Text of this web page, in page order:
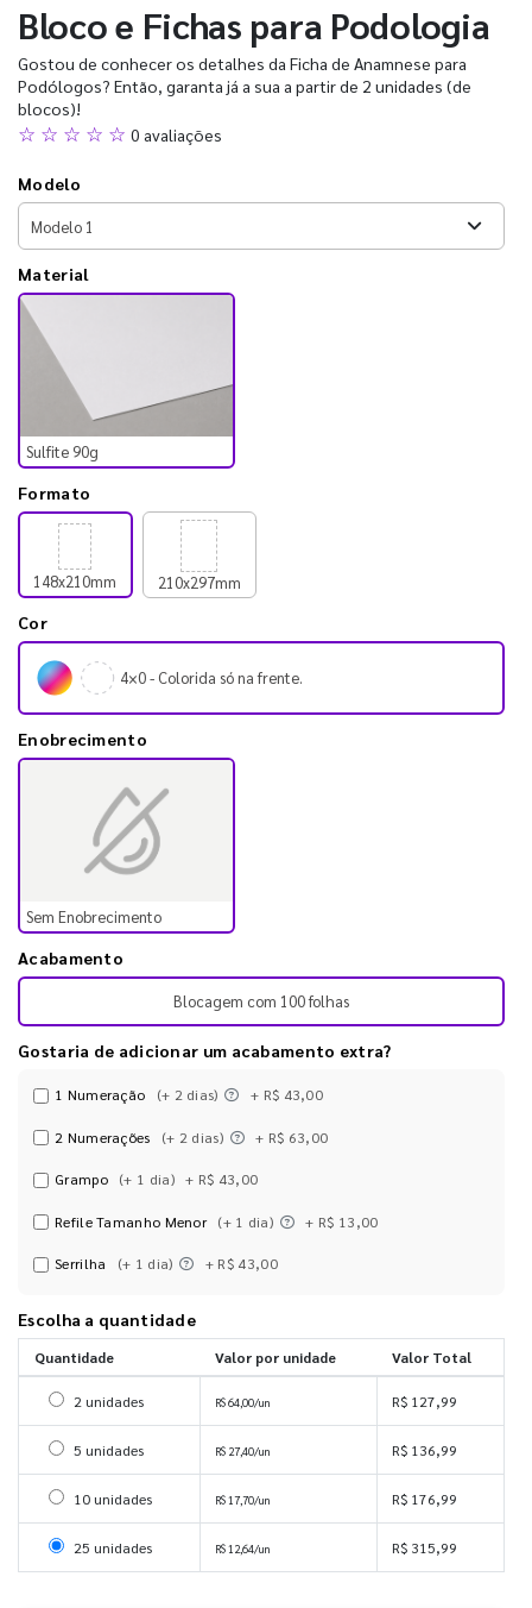
Bloco e Fichas para Podologia
Gostou de conhecer os detalhes da Ficha de Anamnese para
Podólogos? Então, garanta já a sua a partir de 2 unidades (de
blocos)!
☆ ☆ ☆ ☆ ☆ 0 avaliações
Modelo
Material
Sulfite 90g
Formato
148x210mm 210x297mm
Cor
4×0 - Colorida só na frente.
Enobrecimento
Sem Enobrecimento
Acabamento
Blocagem com 100 folhas
Gostaria de adicionar um acabamento extra?
1 Numeração (+ 2 dias) + R$ 43,00
2 Numerações (+ 2 dias) + R$ 63,00
Grampo (+ 1 dia) + R$ 43,00
Refile Tamanho Menor (+ 1 dia) + R$ 13,00
Serrilha (+ 1 dia) + R$ 43,00
Escolha a quantidade
Quantidade Valor por unidade Valor Total
Selecionar 2 unidades
2 unidades R$ 64,00/un R$ 127,99
Selecionar 5 unidades
5 unidades R$ 27,40/un R$ 136,99
Selecionar 10 unidades
10 unidades R$ 17,70/un R$ 176,99
Selecionar 25 unidades
25 unidades R$ 12,64/un R$ 315,99